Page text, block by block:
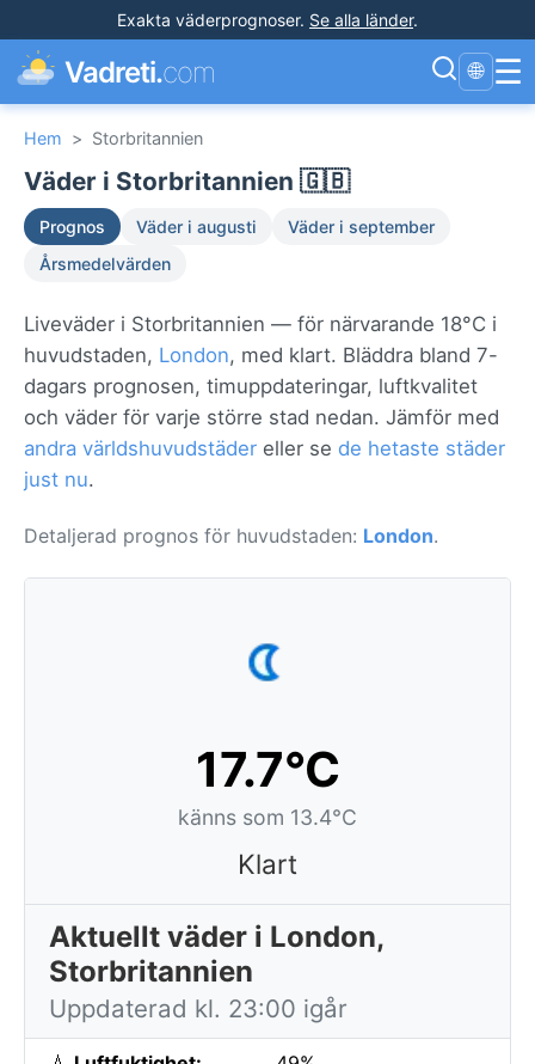
Exakta väderprognoser. Se alla länder.
Vadreti.com 🌐 ☰
Hem > Storbritannien
Väder i Storbritannien 🇬🇧
Prognos Väder i augusti
Väder i september
Årsmedelvärden
Liveväder i Storbritannien — för närvarande 18°C i
huvudstaden, London, med klart. Bläddra bland 7-
dagars prognosen, timuppdateringar, luftkvalitet
och väder för varje större stad nedan. Jämför med
andra världshuvudstäder eller se de hetaste städer
just nu.
Detaljerad prognos för huvudstaden: London.
17.7°C
känns som 13.4°C
Klart
Aktuellt väder i London,
Storbritannien
Uppdaterad kl. 23:00 igår